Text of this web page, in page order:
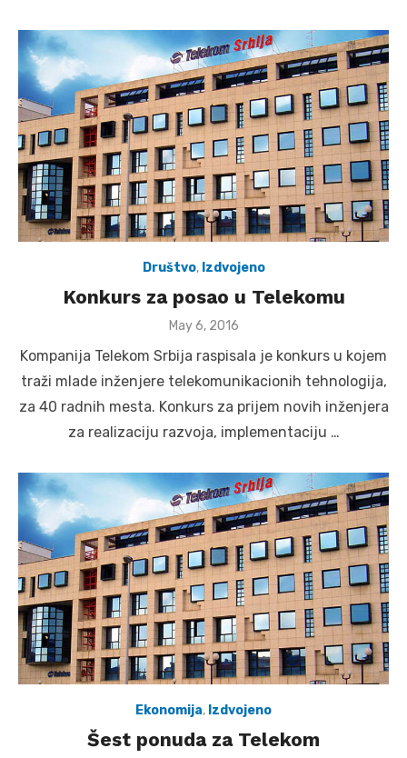
Društvo, Izdvojeno
Konkurs za posao u Telekomu
Posted
May 6, 2016
Kompanija Telekom Srbija raspisala je konkurs u kojem
traži mlade inženjere telekomunikacionih tehnologija,
za 40 radnih mesta. Konkurs za prijem novih inženjera
za realizaciju razvoja, implementaciju …
Ekonomija, Izdvojeno
Šest ponuda za Telekom